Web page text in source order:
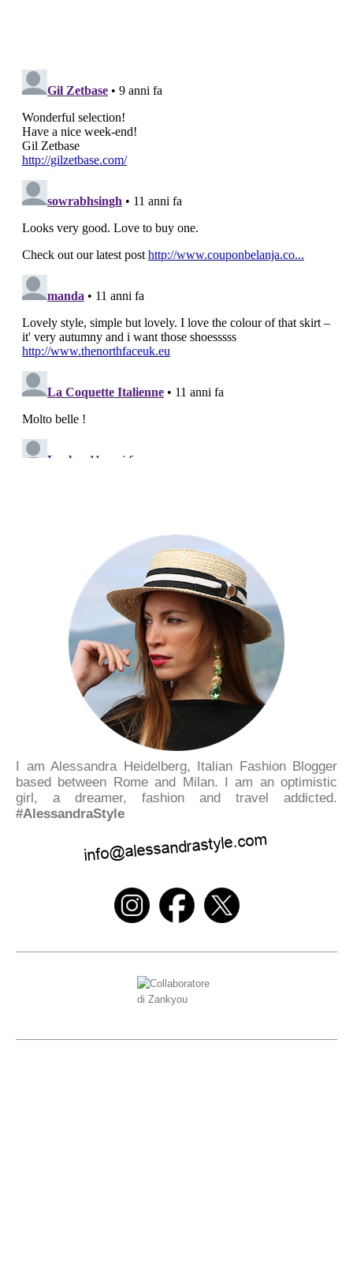
I am Alessandra Heidelberg, Italian Fashion Blogger
based between Rome and Milan. I am an optimistic
girl, a dreamer, fashion and travel addicted.
#AlessandraStyle